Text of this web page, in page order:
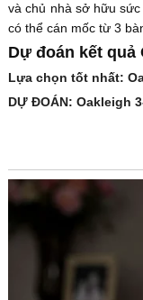
và chủ nhà sở hữu
có thể cán mốc từ 3
Dự đoán kết quả
Lựa chọn tốt nhất:
DỰ ĐOÁN: Oakleigh